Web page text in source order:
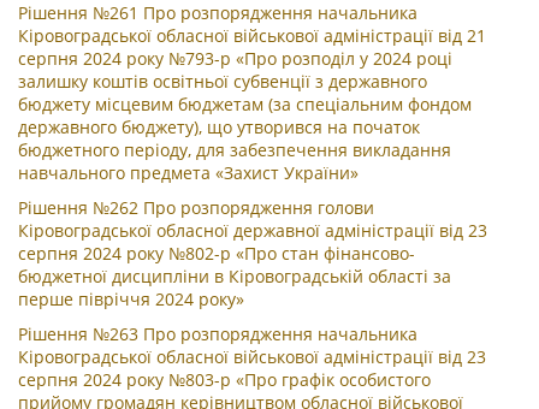
Рішення №261 Про розпорядження начальника
Кіровоградської обласної військової адміністрації від 21
серпня 2024 року №793-р «Про розподіл у 2024 році
залишку коштів освітньої субвенції з державного
бюджету місцевим бюджетам (за спеціальним фондом
державного бюджету), що утворився на початок
бюджетного періоду, для забезпечення викладання
навчального предмета «Захист України»
Рішення №262 Про розпорядження голови
Кіровоградської обласної державної адміністрації від 23
серпня 2024 року №802-р «Про стан фінансово-
бюджетної дисципліни в Кіровоградській області за
перше півріччя 2024 року»
Рішення №263 Про розпорядження начальника
Кіровоградської обласної військової адміністрації від 23
серпня 2024 року №803-р «Про графік особистого
прийому громадян керівництвом обласної військової